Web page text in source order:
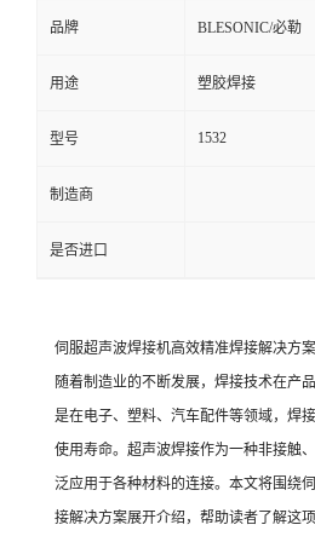
品牌 BLESONIC/必勒
用途 塑胶焊接
型号 1532
制造商
是否进口
伺服超声波焊接机高效精准焊接解决方案
随着制造业的不断发展，焊接技术在产
是在电子、塑料、汽车配件等领域，焊
使用寿命。超声波焊接作为一种非接触
泛应用于各种材料的连接。本文将围绕
接解决方案展开介绍，帮助读者了解这